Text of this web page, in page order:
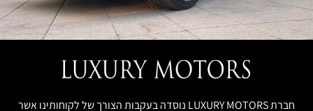
חברת LUXURY MOTORS נוסדה בעקבות הצורך של לקוחותינו אשר